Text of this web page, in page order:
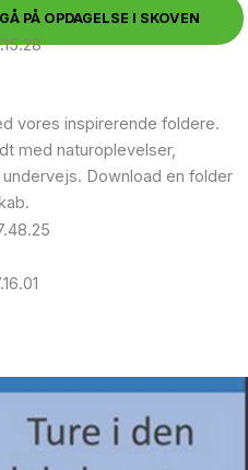
PÅ OPDAGELSE I SKOVEN
vores inspirerende foldere.
med naturoplevelser,
Download en folder